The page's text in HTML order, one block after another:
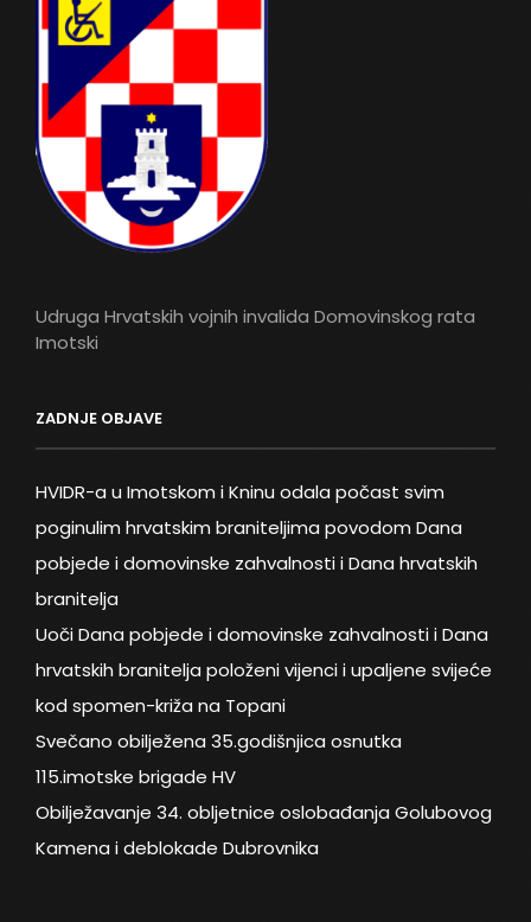
Udruga Hrvatskih vojnih invalida Domovinskog rata
Imotski
ZADNJE OBJAVE
HVIDR-a u Imotskom i Kninu odala počast svim
poginulim hrvatskim braniteljima povodom Dana
pobjede i domovinske zahvalnosti i Dana hrvatskih
branitelja
Uoči Dana pobjede i domovinske zahvalnosti i Dana
hrvatskih branitelja položeni vijenci i upaljene svijeće
kod spomen-križa na Topani
Svečano obilježena 35.godišnjica osnutka
115.imotske brigade HV
Obilježavanje 34. obljetnice oslobađanja Golubovog
Kamena i deblokade Dubrovnika